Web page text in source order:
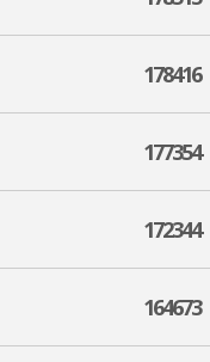
178416
177354
172344
164673